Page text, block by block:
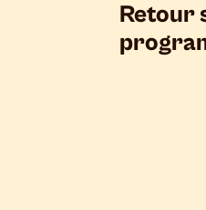
Retour